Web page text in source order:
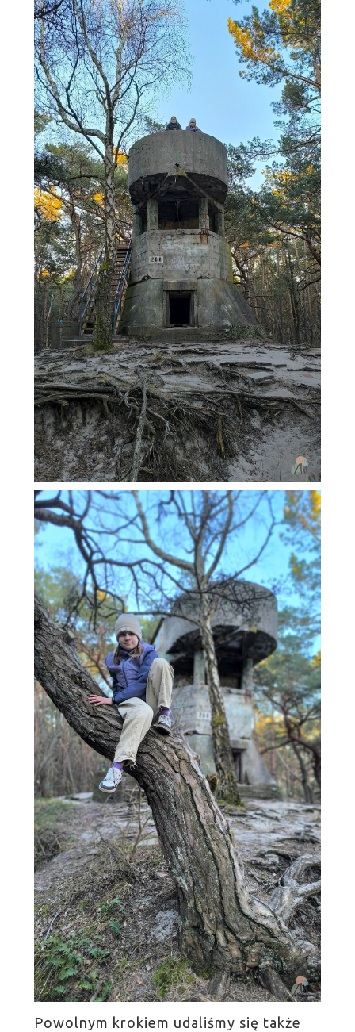
Powolnym krokiem udaliśmy się także